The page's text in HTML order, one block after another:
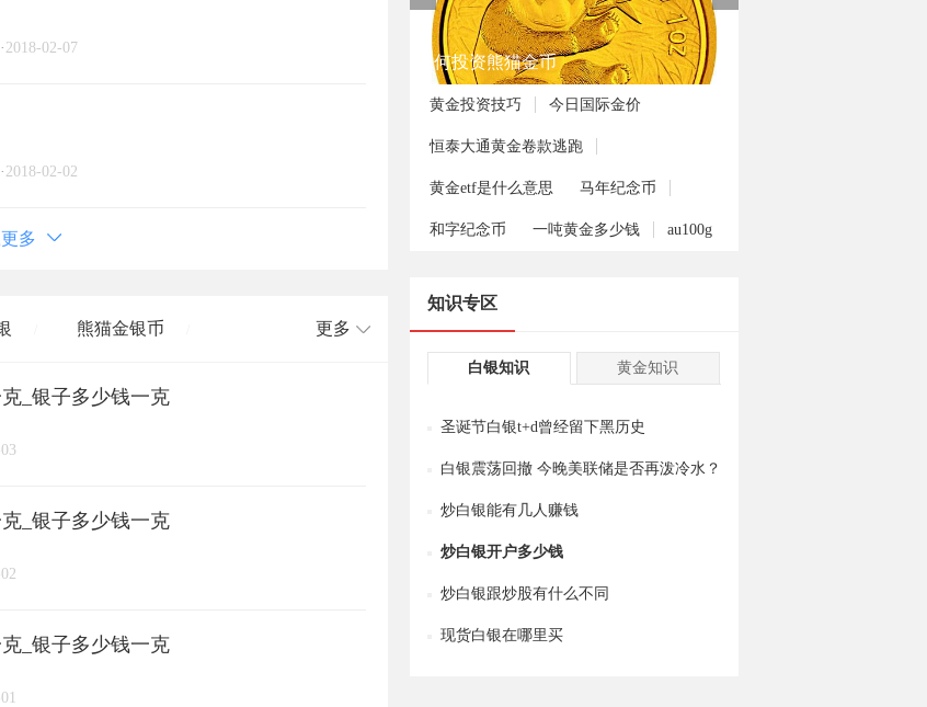
· 2018-02-07
· 2018-02-02
多
熊猫金银币
城币 / 老凤祥
亚一金店 黄金
更多
_银子多少钱一克
_银子多少钱一克
_银子多少钱一克
如何投资熊猫金币
黄金投资技巧 今日国际金价
恒泰大通黄金卷款逃跑
黄金etf是什么意思 马年纪念币
和字纪念币 一吨黄金多少钱 au100g
知识专区
白银知识 黄金知识
圣诞节白银t+d曾经留下黑历史
白银震荡回撤 今晚美联储是否再泼冷水？
炒白银能有几人赚钱
炒白银开户多少钱
炒白银跟炒股有什么不同
现货白银在哪里买